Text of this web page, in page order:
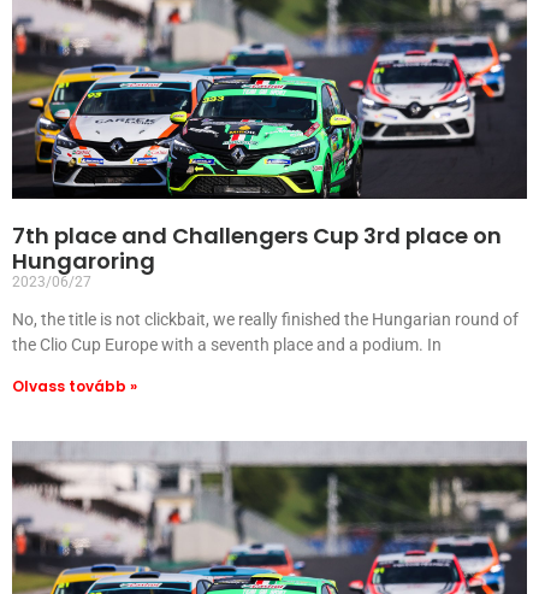
7th place and Challengers Cup 3rd place on
Hungaroring
2023/06/27
No, the title is not clickbait, we really finished the Hungarian round of
the Clio Cup Europe with a seventh place and a podium. In
Olvass tovább »